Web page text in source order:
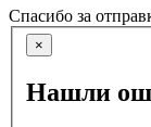
Спасибо за
×
Нашли